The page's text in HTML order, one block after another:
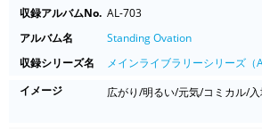
収録アルバムNo. AL-703
アルバム名
Standing Ovation
収録シリーズ名
メインライブラリーシリーズ（
イメージ
広がり/明るい/元気/コミカル/